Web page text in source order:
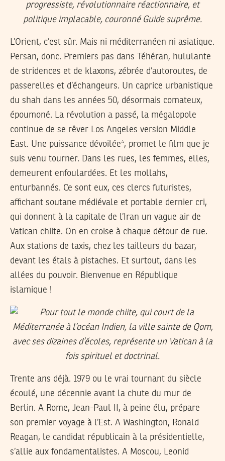
L’Orient, c’est sûr. Mais ni méditerranéen ni asiatique.
Persan, donc. Premiers pas dans Téhéran, hululante
de stridences et de klaxons, zébrée d’autoroutes, de
passerelles et d’échangeurs. Un caprice urbanistique
du shah dans les années 50, désormais comateux,
époumoné. La révolution a passé, la mégalopole
continue de se rêver Los Angeles version Middle
East. Une puissance dévoilée*, promet le film que je
suis venu tourner. Dans les rues, les femmes, elles,
demeurent enfoulardées. Et les mollahs,
enturbannés. Ce sont eux, ces clercs futuristes,
affichant soutane médiévale et portable dernier cri,
qui donnent à la capitale de l’Iran un vague air de
Vatican chiite. On en croise à chaque détour de rue.
Aux stations de taxis, chez les tailleurs du bazar,
devant les étals à pistaches. Et surtout, dans les
allées du pouvoir. Bienvenue en République
islamique !
Trente ans déjà. 1979 ou le vrai tournant du siècle
écoulé, une décennie avant la chute du mur de
Berlin. A Rome, Jean-Paul II, à peine élu, prépare
son premier voyage à l’Est. A Washington, Ronald
Reagan, le candidat républicain à la présidentielle,
s’allie aux fondamentalistes. A Moscou, Leonid